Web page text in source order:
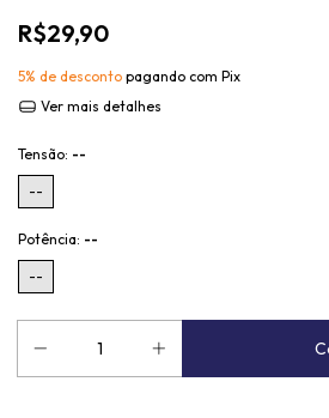
R$29,90
5% de desconto pagando com Pix
Ver mais detalhes
Tensão: --
--
Potência: --
--